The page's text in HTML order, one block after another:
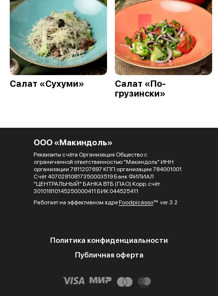
Салат «Сухуми»
Салат «По-
грузински»
ООО «Макиндоль»
Реквизиты счёта Организация Общество с
ограниченной ответственностью "Макиндоль" ИНН
организации 7811207697 КПП организации 784001001
Счёт 40702810817350003519 Банк ФИЛИАЛ
"ЦЕНТРАЛЬНЫЙ" БАНКА ВТБ (ПАО) Корр. счёт
30101810145250000411 БИК 044525411
Работает на эффективном ядреFoodpicássover. 3.2
Политика конфиденциальности
Публичная оферта